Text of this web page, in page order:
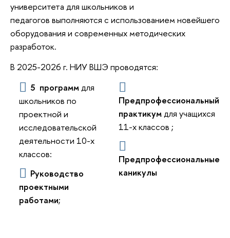
университета для школьников и
педагогов выполняются с использованием новейшего
оборудования и современных методических
разработок.
В 2025-2026 г. НИУ ВШЭ проводятся:
5 программдля
школьников по
проектной и
исследовательской
деятельности 10-х
классов:
Руководство
проектными
работами;
Предпрофессиональный
практикумдля учащихся
11-х классов ;
Предпрофессиональные
каникулы